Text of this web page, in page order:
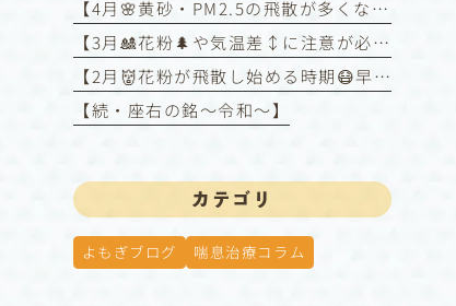
【4月🌸黄砂・PM2.5の飛散が多くなる時期】
【3月🎎花粉🌲や気温差↕️に注意が必要な時期】
【2月👹花粉が飛散し始める時期😷早めの対策を❗️】
【続・座右の銘〜令和〜】
カテゴリ
よもぎブログ 喘息治療コラム